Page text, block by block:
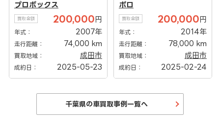
ロボックス
買取金額 200,000円
式： 2007年
行距離： 74,000 km
取地域： 成田市
約日： 2025-05-23
買取金額 200,000円
年式： 2014年
走行距離： 78,000 km
買取地域： 成田市
成約日： 2025-02-24
千葉県の車買取事例一覧へ